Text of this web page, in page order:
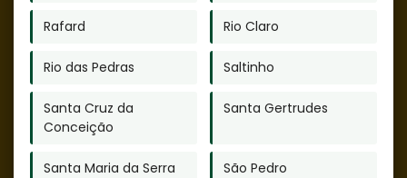
Rafard Rio Claro
Rio das Pedras Saltinho
Santa Cruz da
Conceição
Santa Gertrudes
Santa Maria da Serra São Pedro
memória daquele que partiu.